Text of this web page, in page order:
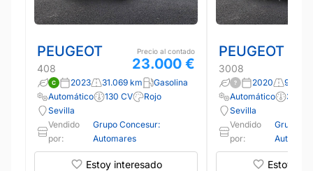
PEUGEOT
408
Precio al contado
23.000 €
2023 31.069 km
Gasolina
Automático
130 CV
Rojo
Sevilla
Vendido
por:
Grupo Concesur:
Automares
Estoy interesado
PEUGEOT
3008
2020
Automático
300
Sevilla
Vendido
por:
Grupo
Estoy